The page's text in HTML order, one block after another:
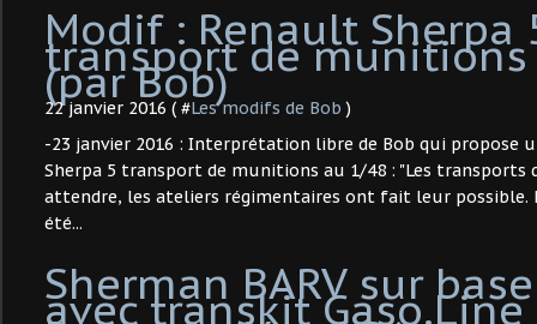
Modif : Renault Sherpa
transport de munitions
(par Bob)
22 janvier 2016 ( #Les modifs de Bob )
-23 janvier 2016 : Interprétation libre de Bob qui propose
Sherpa 5 transport de munitions au 1/48 : "Les
attendre, les ateliers régimentaires ont fait leur possible.
été...
Sherman BARV sur
avec transkit Gaso.Line